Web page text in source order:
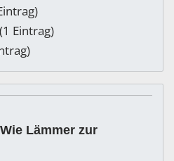
(1 Eintrag)
Lämmer zur